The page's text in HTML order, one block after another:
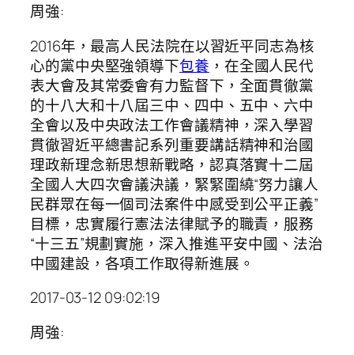
周強:
2016年，最高人民法院在以習近平同志為核
心的黨中央堅強領導下包養 ，在全國人民代
表大會及其常委會有力監督下，全面貫徹黨
的十八大和十八屆三中、四中、五中、六中
全會以及中央政法工作會議精神，深入學習
貫徹習近平總書記系列重要講話精神和治國
理政新理念新思想新戰略，認真落實十二屆
全國人大四次會議決議，緊緊圍繞“努力讓人
民群眾在每一個司法案件中感受到公平正義”
目標，忠實履行憲法法律賦予的職責，服務
“十三五”規劃實施，深入推進平安中國、法治
中國建設，各項工作取得新進展。
2017-03-12 09:02:19
周強: